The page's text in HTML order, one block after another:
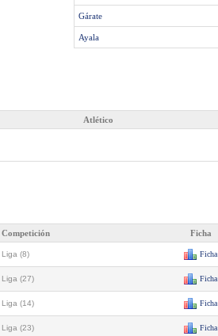
Gárate
Ayala
Atlético
Competición Ficha
Liga (8) Ficha
Liga (27) Ficha
Liga (14) Ficha
Liga (23) Ficha